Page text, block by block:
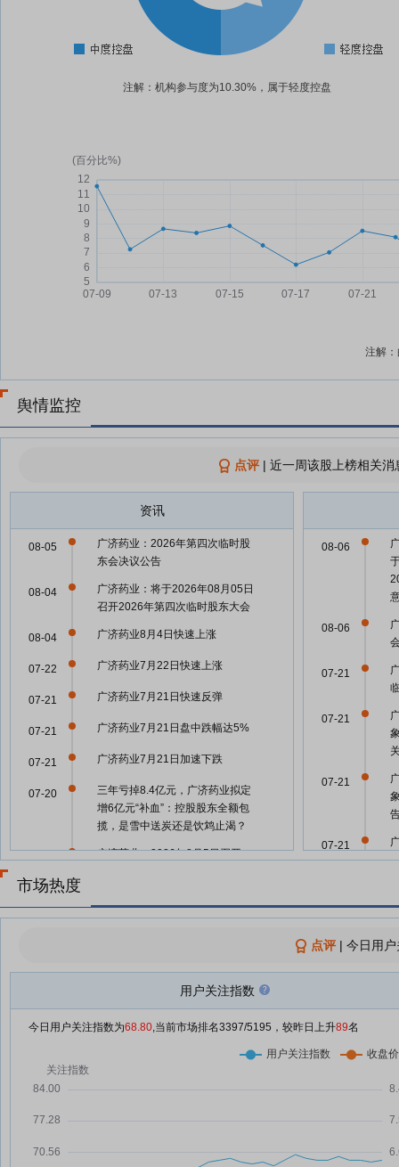
注解：机构参与度为10.30%，属于轻度控盘
注解
舆情监控
点评| 近一周该股上榜相关
资讯
广济药业：2026年第四次临时股
东会决议公告
08-05
广济药业：将于2026年08月05日
召开2026年第四次临时股东大会
08-04
广济药业8月4日快速上涨
08-04
广济药业7月22日快速上涨
07-22
广济药业7月21日快速反弹
07-21
广济药业7月21日盘中跌幅达5%
07-21
广济药业7月21日加速下跌
07-21
三年亏掉8.4亿元，广济药业拟定
增6亿元“补血”：控股股东全额包
揽，是雪中送炭还是饮鸩止渴？
07-20
广济药业：2026年8月5日召开
07-20
次（临时）会议决议公告
广济药业7月20日快速上涨
07-20
07-17
07-16
预告 行业承压下预计实现阶段性
07-15
08-06
08-06
07-21
07-21
07-21
07-21
07-21
07-21
07-21
市场热度
点评| 今日用
用户关注指数
今日用户关注指数为68.80,当前市场排名3397/5195，较昨日上升89名